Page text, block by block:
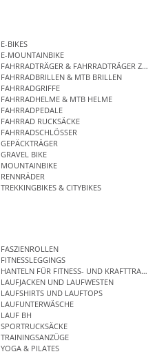
E-BIKES
E-MOUNTAINBIKE
FAHRRADTRÄGER & FAHRRADTRÄGER
FAHRRADBRILLEN & MTB BRILLEN
FAHRRADGRIFFE
FAHRRADHELME & MTB HELME
FAHRRADPEDALE
FAHRRAD RUCKSÄCKE
FAHRRADSCHLÖSSER
GEPÄCKTRÄGER
GRAVEL BIKE
MOUNTAINBIKE
RENNRÄDER
TREKKINGBIKES & CITYBIKES
FASZIENROLLEN
FITNESSLEGGINGS
HANTELN FÜR FITNESS- UND
LAUFJACKEN UND LAUFWESTEN
LAUFSHIRTS UND LAUFTOPS
LAUFUNTERWÄSCHE
LAUF BH
SPORTRUCKSÄCKE
TRAININGSANZÜGE
YOGA & PILATES